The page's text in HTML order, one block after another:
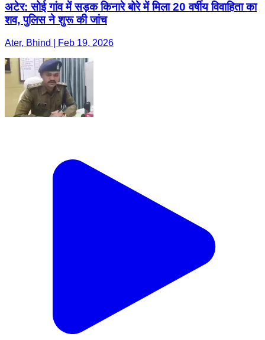
अटेर: सोई गांव में सड़क किनारे बोरे में मिला 20 वर्षीय विवाहिता का
शव, पुलिस ने शुरू की जांच
Ater, Bhind | Feb 19, 2026